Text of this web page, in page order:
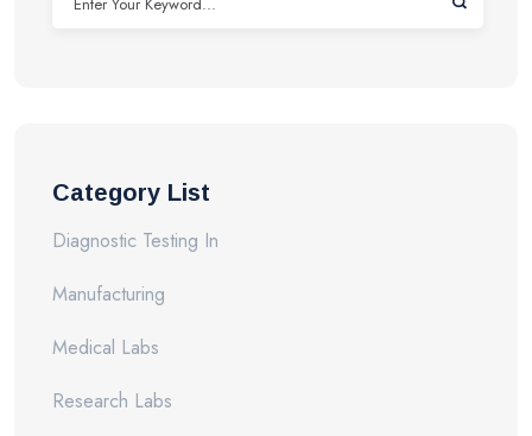
Category List
Diagnostic Testing In
Manufacturing
Medical Labs
Research Labs